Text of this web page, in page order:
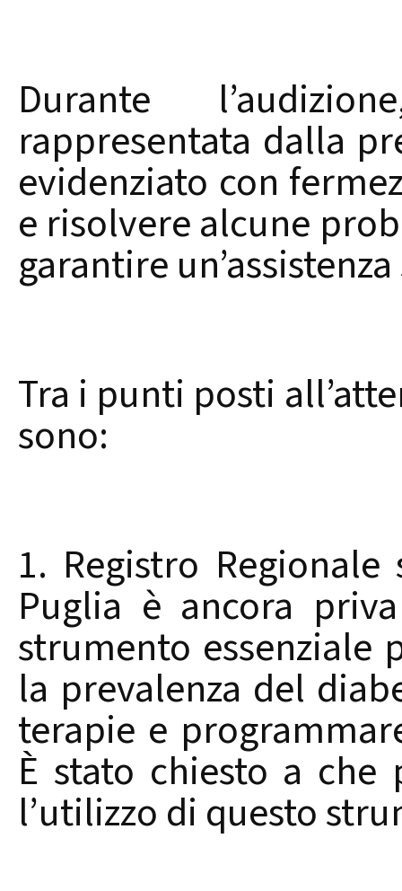
Durante
rappresentata dalla
evidenziato con
e risolvere alcune
garantire
Tra i punti posti
sono:
1. Registro
Puglia è ancora
strumento essenziale
la prevalenza del
terapie e
È stato chiesto a che
l’utilizzo di questo